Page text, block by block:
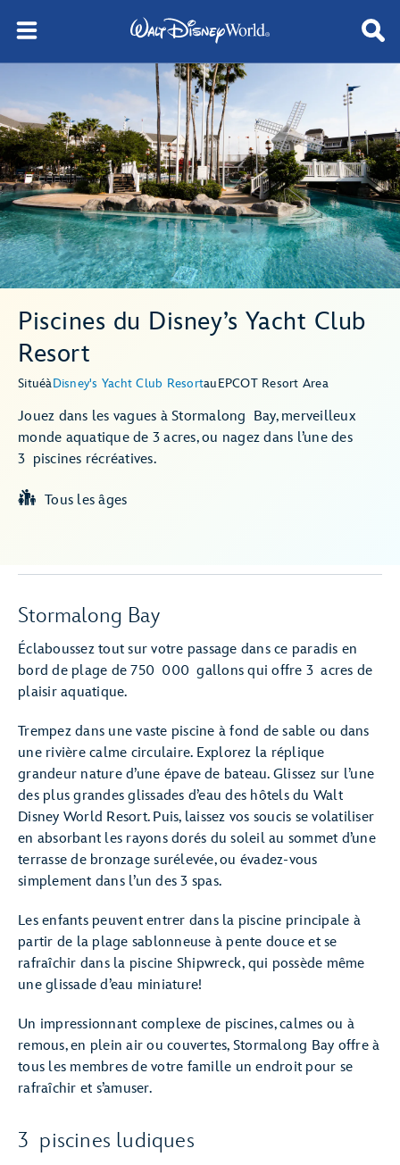
Piscines du Disney’s Yacht Club
Resort
SituéàDisney's Yacht Club ResortauEPCOT Resort Area
Jouez dans les vagues à Stormalong Bay, merveilleux
monde aquatique de 3 acres, ou nagez dans l’une des
3 piscines récréatives.
Tous les âges
Stormalong Bay
Éclaboussez tout sur votre passage dans ce paradis en
bord de plage de 750 000 gallons qui offre 3 acres de
plaisir aquatique.
Trempez dans une vaste piscine à fond de sable ou dans
une rivière calme circulaire. Explorez la réplique
grandeur nature d’une épave de bateau. Glissez sur l’une
des plus grandes glissades d’eau des hôtels du Walt
Disney World Resort. Puis, laissez vos soucis se volatiliser
en absorbant les rayons dorés du soleil au sommet d’une
terrasse de bronzage surélevée, ou évadez-vous
simplement dans l’un des 3 spas.
Les enfants peuvent entrer dans la piscine principale à
partir de la plage sablonneuse à pente douce et se
rafraîchir dans la piscine Shipwreck, qui possède même
une glissade d’eau miniature!
Un impressionnant complexe de piscines, calmes ou à
remous, en plein air ou couvertes, Stormalong Bay offre à
tous les membres de votre famille un endroit pour se
rafraîchir et s’amuser.
3 piscines ludiques